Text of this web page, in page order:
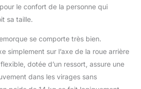
le confort de la personne qui
sa taille.
se comporte très bien.
simplement sur l’axe de la roue arrière
dotée d’un ressort, assure une
dans les virages sans